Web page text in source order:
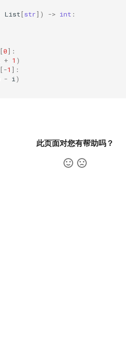
List[str]) -> int :
[0]:
+ 1 )
[-1 ]:
- i)
此页面对您有帮助吗？